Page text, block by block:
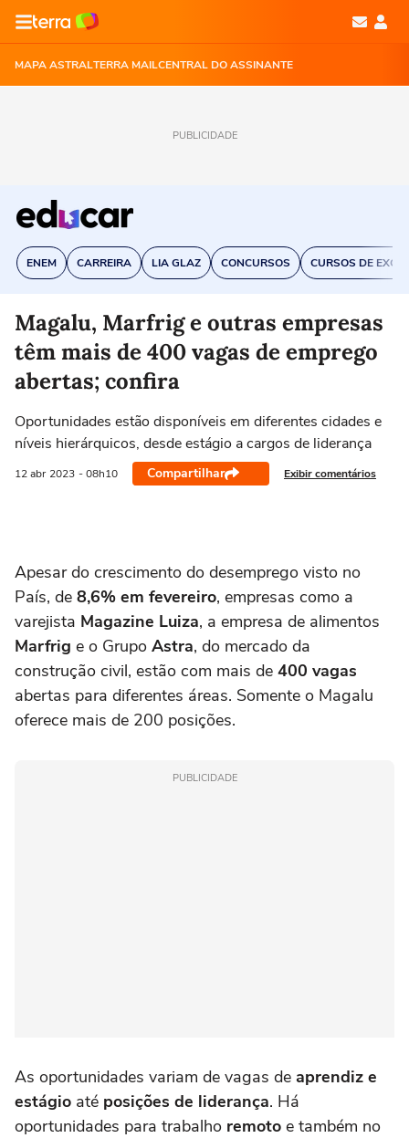
MAPA ASTRALTERRA MAILCENTRAL DO ASSINANTE
PUBLICIDADE
ENEM CARREIRA LIA GLAZ CONCURSOS CURSOS DE EXCEL
Magalu, Marfrig e outras empresas
têm mais de 400 vagas de emprego
abertas; confira
Oportunidades estão disponíveis em diferentes cidades e
níveis hierárquicos, desde estágio a cargos de liderança
12 abr 2023 - 08h10 Compartilhar Exibir comentários
Apesar do crescimento do desemprego visto no
País, de 8,6% em fevereiro, empresas como a
varejista Magazine Luiza, a empresa de alimentos
Marfrig e o Grupo Astra, do mercado da
construção civil, estão com mais de 400 vagas
abertas para diferentes áreas. Somente o Magalu
oferece mais de 200 posições.
PUBLICIDADE
As oportunidades variam de vagas de aprendiz e
estágio até posições de liderança. Há
oportunidades para trabalho remoto e também no